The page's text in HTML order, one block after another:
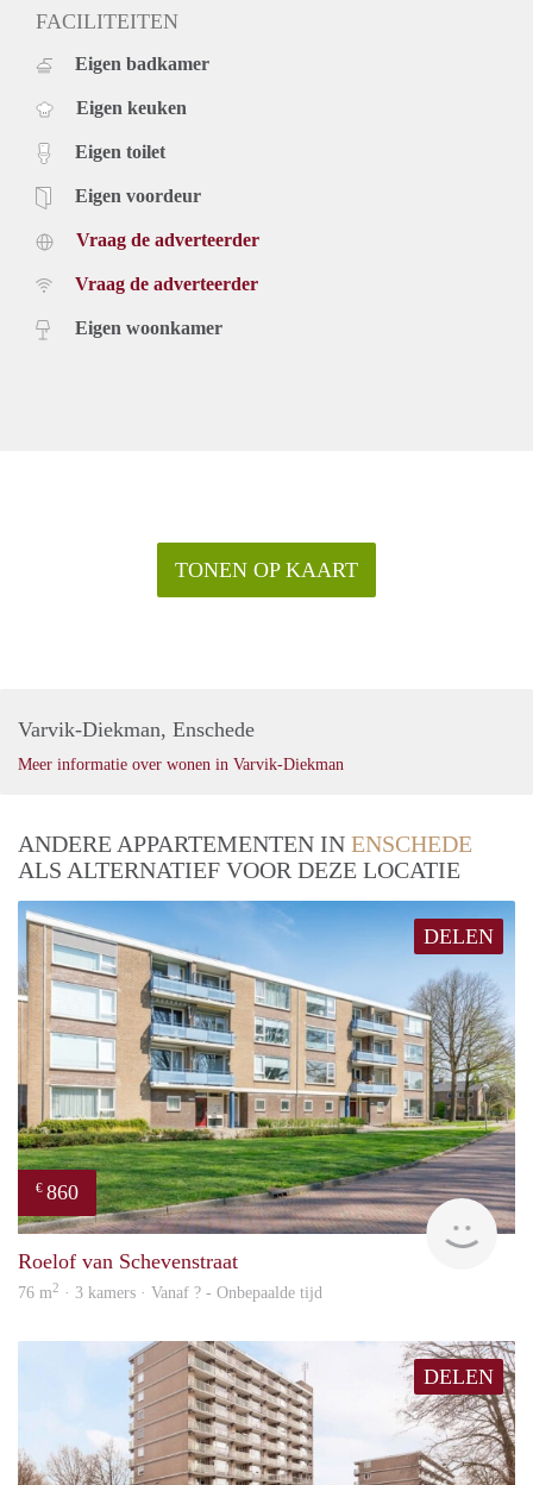
FACILITEITEN
Eigen badkamer
Eigen keuken
Eigen toilet
Eigen voordeur
Vraag de adverteerder
Vraag de adverteerder
Eigen woonkamer
TONEN OP KAART
Varvik-Diekman, Enschede
Meer informatie over wonen in Varvik-Diekman
ANDERE APPARTEMENTEN IN ENSCHEDE
ALS ALTERNATIEF VOOR DEZE LOCATIE
DELEN
€ 860
Roelof van Schevenstraat
76 m2 · 3 kamers · Vanaf ? - Onbepaalde tijd
DELEN